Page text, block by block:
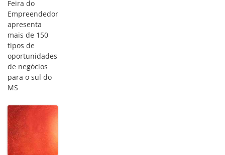
Feira do
Empreendedor
apresenta
mais de 150
tipos de
oportunidades
de negócios
para o sul do
MS